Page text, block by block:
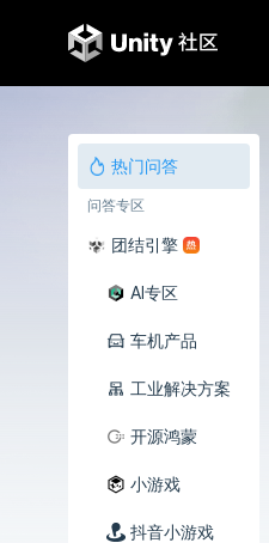
热门问答
问答专区
团结引擎
AI专区
车机产品
工业解决方案
开源鸿蒙
小游戏
抖音小游戏